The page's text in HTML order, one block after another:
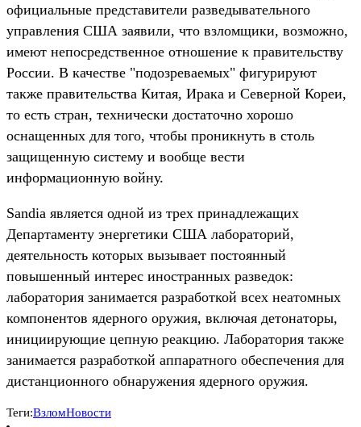
официальные представители разведывательного
управления США заявили, что взломщики, возможно,
имеют непосредственное отношение к правительству
России. В качестве "подозреваемых" фигурируют
также правительства Китая, Ирака и Северной Кореи,
то есть стран, технически достаточно хорошо
оснащенных для того, чтобы проникнуть в столь
защищенную систему и вообще вести
информационную войну.
Sandia является одной из трех принадлежащих
Департаменту энергетики США лабораторий,
деятельность которых вызывает постоянный
повышенный интерес иностранных разведок:
лаборатория занимается разработкой всех неатомных
компонентов ядерного оружия, включая детонаторы,
инициирующие цепную реакцию. Лаборатория также
занимается разработкой аппаратного обеспечения для
дистанционного обнаружения ядерного оружия.
Теги:ВзломНовости